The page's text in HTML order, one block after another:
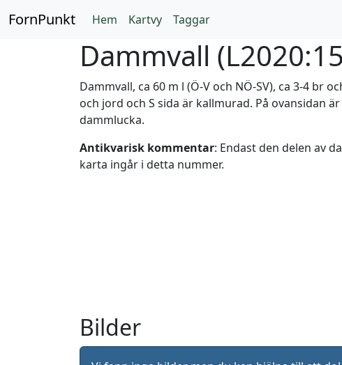
FornPunkt Hem Kartvy Taggar
Dammvall (
Dammvall, ca 60 m l (Ö-V och NÖ-SV), ca 3-4 br
och jord och S sida är kallmurad. På ovansidan
dammlucka.
Antikvarisk kommentar: Endast den delen av
karta ingår i detta nummer.
Bilder